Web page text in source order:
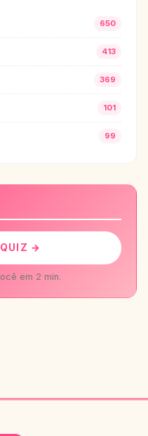
650
413
369
101
99
→
em 2 min.